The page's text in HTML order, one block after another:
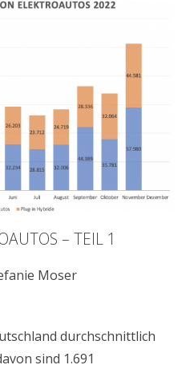
– TEIL 1
Moser
durchschnittlich
sind 1.691